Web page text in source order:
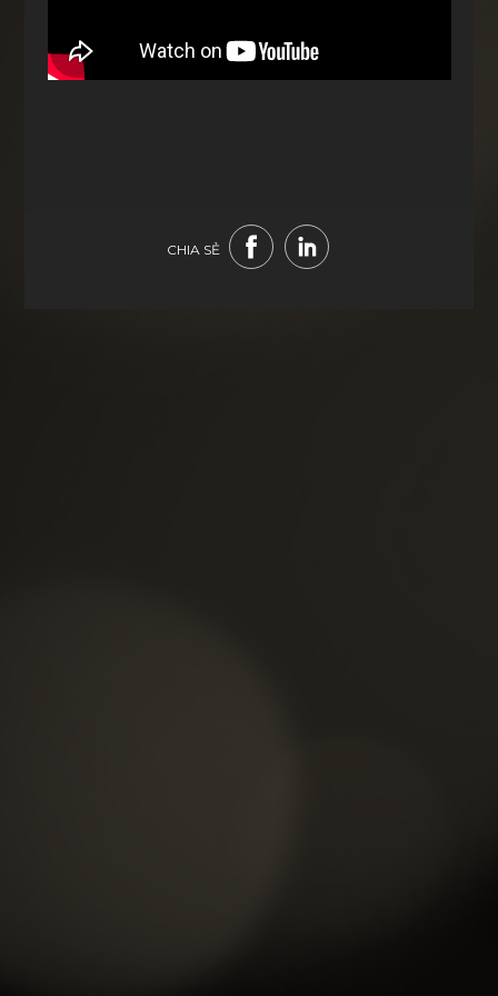
CHIA SẺ